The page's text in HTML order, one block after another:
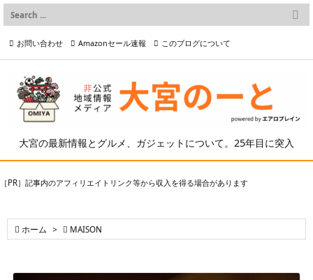
大宮の最新情報とグルメ、ガジェットについて。25年目に突入

メニュー

検索
お問い合わせ Amazonセール速報 このブログについて
プライバシーポリシー等
［PR］記事内のアフィリエイトリンク等から収入を得る場合があります
 ホーム >  MAISON